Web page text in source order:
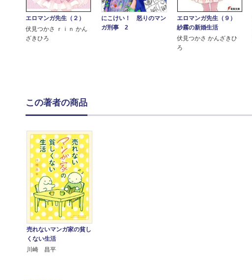
エロマンガ先生（２）
伏見つかさ ｒｉｎ かん
ざきひろ
にこけい！ 怒りのマン
ガ刑事 2
エロマンガ先生（９）
紗霧の新婚生活
伏見つかさ かんざきひ
ろ
この著者の商品
売れないマンガ家の貧し
くない生活
川崎 昌平